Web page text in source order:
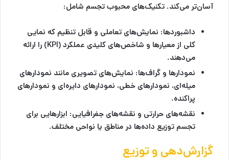
آسان‌تر می‌کند. تکنیک‌های محبوب تجسم شامل:
داشبوردها: نمایش‌های تعاملی و قابل تنظیم که نمایی
کلی از معیارها و شاخص‌های کلیدی عملکرد (KPI) را ارائه
می‌دهند.
نمودارها و گراف‌ها: نمایش‌های تصویری مانند نمودارهای
میله‌ای، نمودارهای خطی، نمودارهای دایره‌ای و نمودارهای
پراکنده.
نقشه‌های حرارتی و نقشه‌های جغرافیایی: ابزارهایی برای
تجسم توزیع داده‌ها در مناطق یا نواحی مختلف.
گزارش‌دهی و توزیع